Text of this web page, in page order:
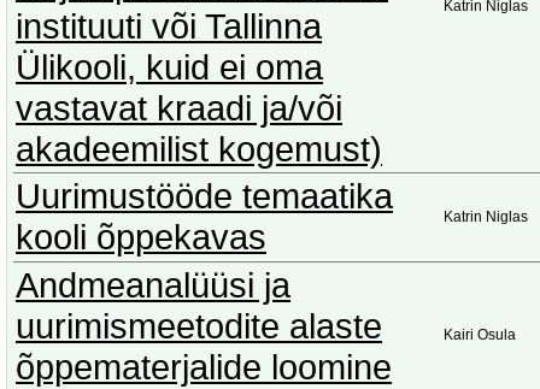
instituuti või Tallinna
Ülikooli, kuid ei oma
vastavat kraadi ja/või
akadeemilist kogemust)
Katrin Niglas
Uurimustööde temaatika
kooli õppekavas
Katrin Niglas
Andmeanalüüsi ja
uurimismeetodite alaste
õppematerjalide loomine
Kairi Osula